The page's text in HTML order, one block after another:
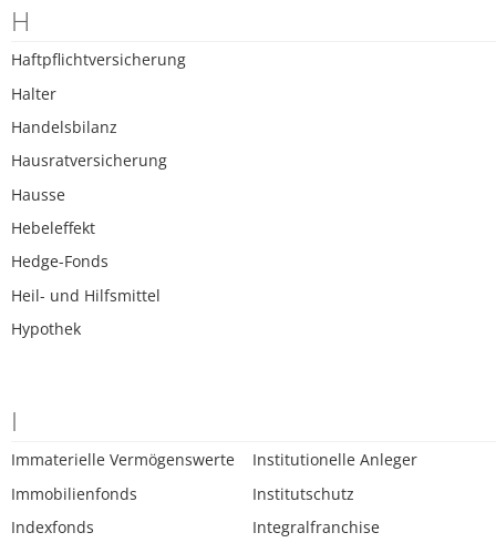
H
Haftpflichtversicherung
Halter
Handelsbilanz
Hausratversicherung
Hausse
Hebeleffekt
Hedge-Fonds
Heil- und Hilfsmittel
Hypothek
I
Immaterielle Vermögenswerte
Immobilienfonds
Indexfonds
Institutionelle Anleger
Institutschutz
Integralfranchise